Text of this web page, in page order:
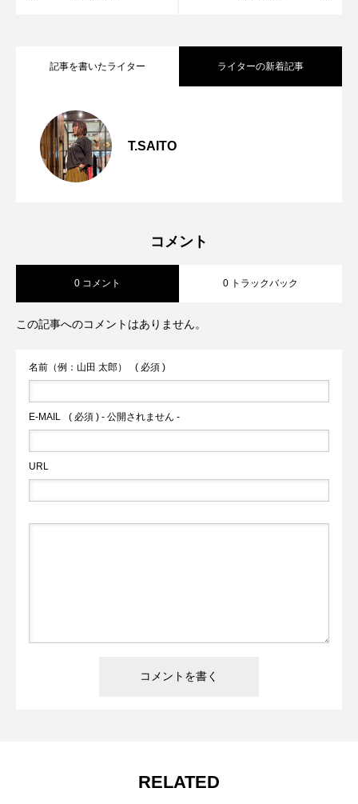
記事を書いたライター ライターの新着記事
T.SAITO
2026.08.06
2026.07.29
～【MARGAUX VINTAGE】
コメント
0 コメント 0 トラックバック
この記事へのコメントはありません。
名前（例：山田 太郎） ( 必須 )
E-MAIL ( 必須 ) - 公開されません -
URL
RELATED